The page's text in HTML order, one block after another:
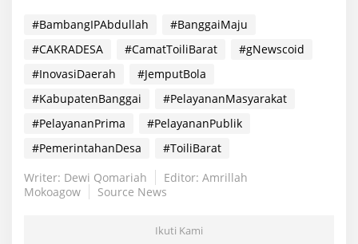
#BambangIPAbdullah
#BanggaiMaju
#CAKRADESA
#CamatToiliBarat
#gNewscoid
#InovasiDaerah
#JemputBola
#KabupatenBanggai
#PelayananMasyarakat
#PelayananPrima
#PelayananPublik
#PemerintahanDesa
#ToiliBarat
Writer: Dewi Qomariah
Editor: Amrillah
Mokoagow
Source News
Ikuti Kami